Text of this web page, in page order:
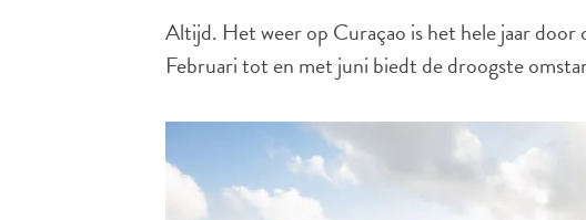
Altijd. Het weer op Curaçao is het hele jaar
Februari tot en met juni biedt de droogste